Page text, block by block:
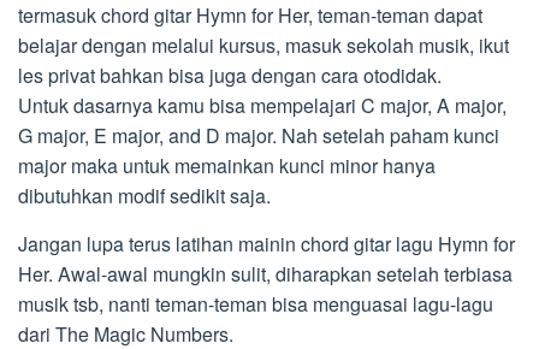
termasuk chord gitar Hymn for Her, teman-teman dapat
belajar dengan melalui kursus, masuk sekolah musik, ikut
les privat bahkan bisa juga dengan cara otodidak.
Untuk dasarnya kamu bisa mempelajari C major, A major,
G major, E major, and D major. Nah setelah paham kunci
major maka untuk memainkan kunci minor hanya
dibutuhkan modif sedikit saja.
Jangan lupa terus latihan mainin chord gitar lagu Hymn for
Her. Awal-awal mungkin sulit, diharapkan setelah terbiasa
musik tsb, nanti teman-teman bisa menguasai lagu-lagu
dari The Magic Numbers.